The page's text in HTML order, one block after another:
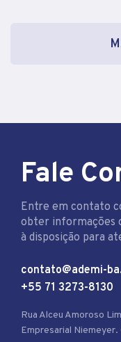
Fale
Entre em contato
obter informações
à disposição para
contato@ademi-
+55 71 3273-8130
Rua Alceu Amoroso
Empresarial Niemeyer.